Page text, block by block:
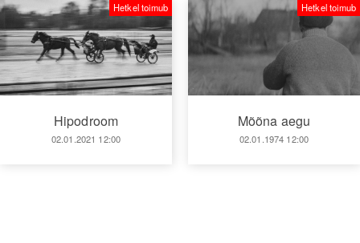
Hipodroom
02.01.2021 12:00
Hetkel toimub
Mõõna aegu
02.01.1974 12:00
Hetkel toimub